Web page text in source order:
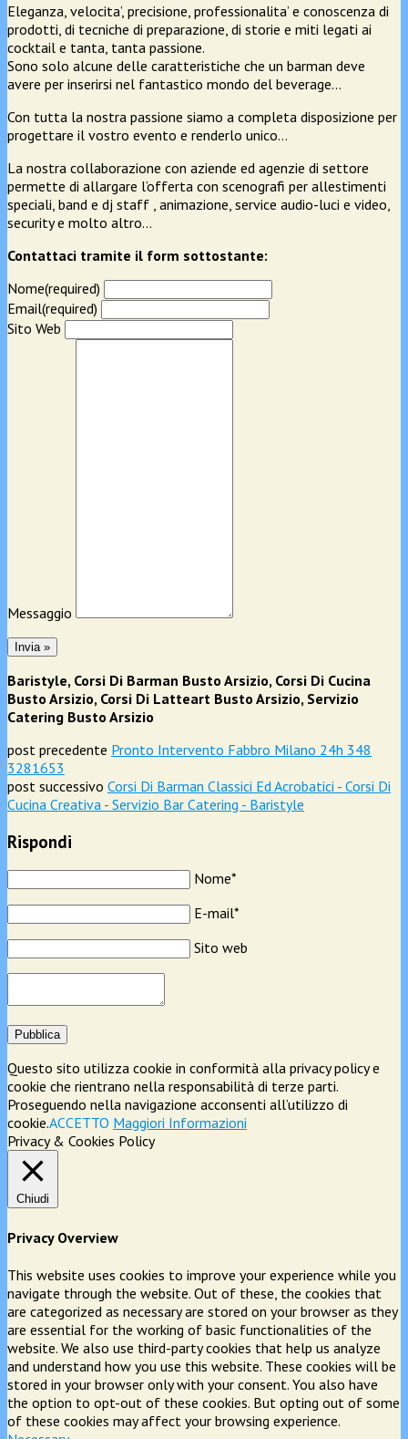
Eleganza, velocita’, precisione, professionalita’ e conoscenza di
prodotti, di tecniche di preparazione, di storie e miti legati ai
cocktail e tanta, tanta passione.
Sono solo alcune delle caratteristiche che un barman deve
avere per inserirsi nel fantastico mondo del beverage…
Con tutta la nostra passione siamo a completa disposizione per
progettare il vostro evento e renderlo unico…
La nostra collaborazione con aziende ed agenzie di settore
permette di allargare l’offerta con scenografi per allestimenti
speciali, band e dj staff , animazione, service audio-luci e video,
security e molto altro…
Contattaci tramite il form sottostante:
Nome(required)
Email(required)
Sito Web
Messaggio
Baristyle, Corsi Di Barman Busto Arsizio, Corsi Di Cucina
Busto Arsizio, Corsi Di Latteart Busto Arsizio, Servizio
Catering Busto Arsizio
post precedente Pronto Intervento Fabbro Milano 24h 348
3281653
post successivo Corsi Di Barman Classici Ed Acrobatici - Corsi Di
Cucina Creativa - Servizio Bar Catering - Baristyle
Rispondi
Nome*
E-mail*
Sito web
Pubblica
Questo sito utilizza cookie in conformità alla privacy policy e
cookie che rientrano nella responsabilità di terze parti.
Proseguendo nella navigazione acconsenti all’utilizzo di
cookie.ACCETTO Maggiori Informazioni
Privacy & Cookies Policy
Chiudi
Privacy Overview
This website uses cookies to improve your experience while you
navigate through the website. Out of these, the cookies that
are categorized as necessary are stored on your browser as they
are essential for the working of basic functionalities of the
website. We also use third-party cookies that help us analyze
and understand how you use this website. These cookies will be
stored in your browser only with your consent. You also have
the option to opt-out of these cookies. But opting out of some
of these cookies may affect your browsing experience.